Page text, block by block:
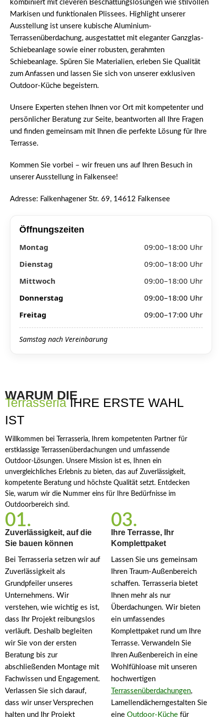
kombiniert mit cleveren Beschattungslösungen wie stilvollen
Markisen und funktionalen Plissees. Highlight unserer
Ausstellung ist unsere kubische Aluminium-
Terrassenüberdachung, ausgestattet mit eleganter Ganzglas-
Schiebeanlage sowie einer robusten, gerahmten
Schiebeanlage. Spüren Sie Materialien, erleben Sie Qualität
zum Anfassen und lassen Sie sich von unserer exklusiven
Outdoor-Küche begeistern.
Unsere Experten stehen Ihnen vor Ort mit kompetenter und
persönlicher Beratung zur Seite, beantworten all Ihre Fragen
und finden gemeinsam mit Ihnen die perfekte Lösung für Ihre
Terrasse.
Kommen Sie vorbei – wir freuen uns auf Ihren Besuch in
unserer Ausstellung in Falkensee!
Adresse: Falkenhagener Str. 69, 14612 Falkensee
Öffnungszeiten
Montag
09:00–18:00 Uhr
Dienstag
09:00–18:00 Uhr
Mittwoch
09:00–18:00 Uhr
Donnerstag
09:00–18:00 Uhr
Freitag
09:00–17:00 Uhr
Samstag nach Vereinbarung
WARUM DIE
TerrasseriaIHRE ERSTE WAHL
IST
Willkommen bei Terrasseria, Ihrem kompetenten Partner für
erstklassige Terrassenüberdachungen und umfassende
Outdoor-Lösungen. Unsere Mission ist es, Ihnen ein
unvergleichliches Erlebnis zu bieten, das auf Zuverlässigkeit,
kompetente Beratung und höchste Qualität setzt. Entdecken
Sie, warum wir die Nummer eins für Ihre Bedürfnisse im
Outdoorbereich sind.
01.
Zuverlässigkeit, auf die
Sie bauen können
Bei Terrasseria setzen wir auf
Zuverlässigkeit als
Grundpfeiler unseres
Unternehmens. Wir
verstehen, wie wichtig es ist,
dass Ihr Projekt reibungslos
verläuft. Deshalb begleiten
wir Sie von der ersten
Beratung bis zur
abschließenden Montage mit
Fachwissen und Engagement.
Verlassen Sie sich darauf,
dass wir unser Versprechen
halten und Ihr Projekt
03.
Ihre Terrasse, Ihr
Komplettpaket
Lassen Sie uns gemeinsam
Ihren Traum-Außenbereich
schaffen. Terrasseria bietet
Ihnen mehr als nur
Überdachungen. Wir bieten
ein umfassendes
Komplettpaket rund um Ihre
Terrasse. Verwandeln Sie
Ihren Außenbereich in eine
Wohlfühloase mit unseren
hochwertigen
Terrassenüberdachungen,
Lamellendächerngestalten Sie
eine Outdoor-Küchefür